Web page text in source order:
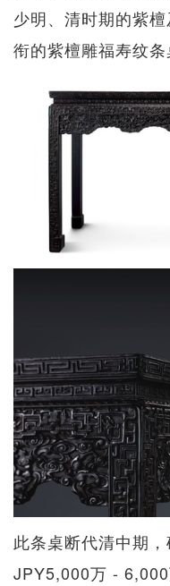
少明、清时期的紫
衔的紫檀雕福寿纹条
此条桌断代清中期
JPY5,000万 -